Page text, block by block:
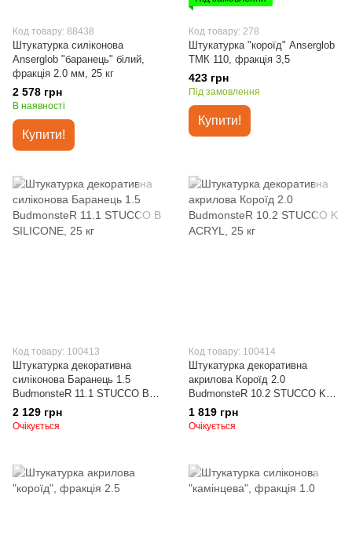
Код товару: 88438
Штукатурка силіконова
Anserglob "баранець" білий,
фракція 2.0 мм, 25 кг
2 578 грн
В наявності
Купити!
Код товару: 278
Штукатурка "короїд" Anserglob
ТМК 110, фракція 3,5
423 грн
Під замовлення
Купити!
Код товару: 100413
Штукатурка декоративна
силіконова Баранець 1.5
BudmonsteR 11.1 STUCCO B
SILICONE, 25 кг
2 129 грн
Очікується
Код товару: 100414
Штукатурка декоративна
акрилова Короїд 2.0
BudmonsteR 10.2 STUCCO K
ACRYL, 25 кг
1 819 грн
Очікується